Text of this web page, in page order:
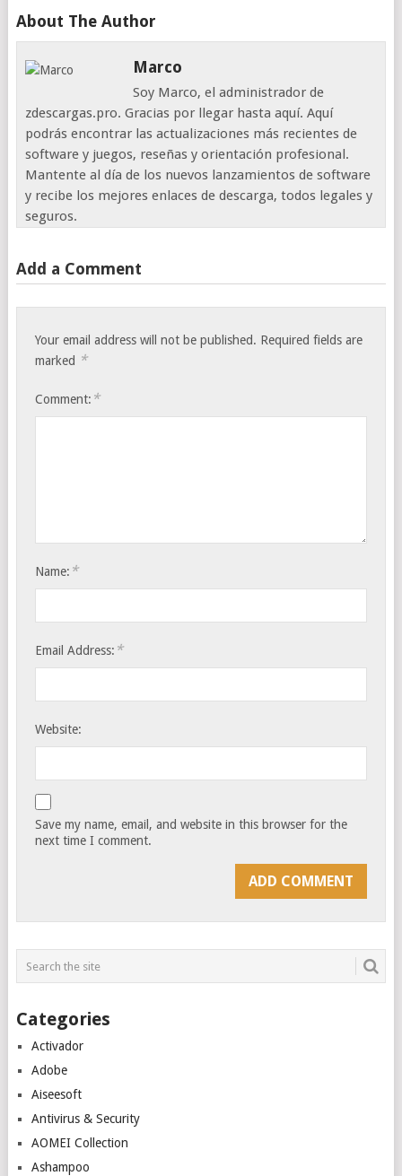
About The Author
Marco
Soy Marco, el administrador de
zdescargas.pro. Gracias por llegar hasta aquí. Aquí
podrás encontrar las actualizaciones más recientes de
software y juegos, reseñas y orientación profesional.
Mantente al día de los nuevos lanzamientos de software
y recibe los mejores enlaces de descarga, todos legales y
seguros.
Add a Comment
Your email address will not be published. Required fields are
marked *
Comment: *
Name: *
Email Address: *
Website:
Save my name, email, and website in this browser for the
next time I comment.
Categories
Activador
Adobe
Aiseesoft
Antivirus & Security
AOMEI Collection
Ashampoo